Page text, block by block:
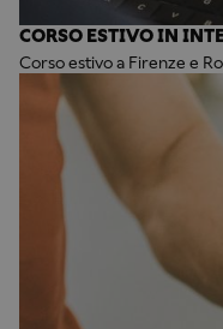
CORSO ESTIVO IN
Corso estivo a Firenze e